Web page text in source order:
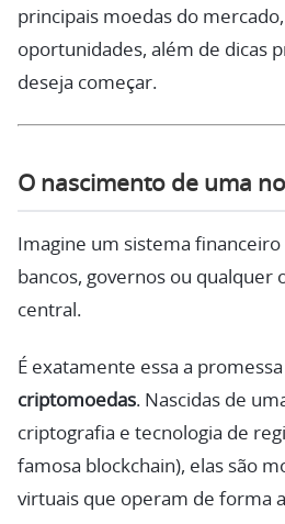
principais moedas do
oportunidades, além de dicas
deseja começar.
O nascimento de uma
Imagine um sistema
bancos, governos ou qualquer
central.
É exatamente essa a
criptomoedas. Nascidas de
criptografia e tecnologia de
famosa blockchain), elas são
virtuais que operam de forma